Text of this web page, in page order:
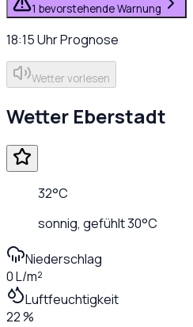
1 bevorstehende Warnung
18:15UhrPrognose
Wetter vorlesen
Wetter Eberstadt
32°C
sonnig, gefühlt30°C
Niederschlag
0 L/m²
Luftfeuchtigkeit
22 %